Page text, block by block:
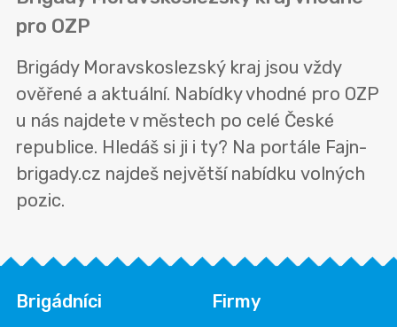
pro OZP
Brigády Moravskoslezský kraj jsou vždy
ověřené a aktuální. Nabídky vhodné pro OZP
u nás najdete v městech po celé České
republice. Hledáš si ji i ty? Na portále Fajn-
brigady.cz najdeš největší nabídku volných
pozic.
Brigádníci Firmy